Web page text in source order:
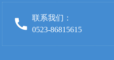
联系我们：
0523-86815615